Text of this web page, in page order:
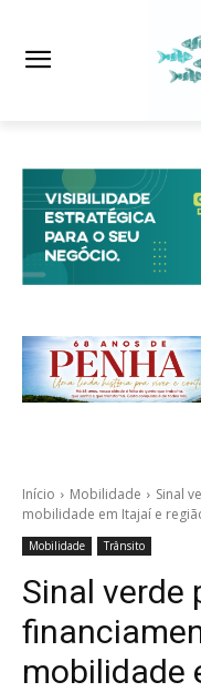
Início Mobilidade
Sinal
mobilidade em Itajaí e
Mobilidade Trânsito
Sinal verde
mobilidade